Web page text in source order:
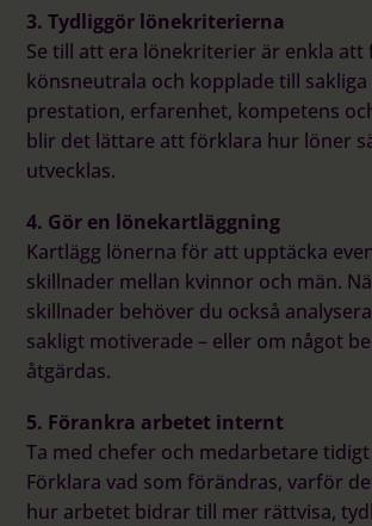
3. Tydliggör lönekriterierna
Se till att era lönekriterier är enkla att
könsneutrala och kopplade till
prestation, erfarenhet, kompetens
blir det lättare att förklara hur löner
utvecklas.
4. Gör en lönekartläggning
Kartlägg lönerna för att upptäcka
skillnader mellan kvinnor och män.
skillnader behöver du också
sakligt motiverade – eller om något
åtgärdas.
5. Förankra arbetet internt
Ta med chefer och medarbetare
Förklara vad som förändras, varför
hur arbetet bidrar till mer rättvisa,